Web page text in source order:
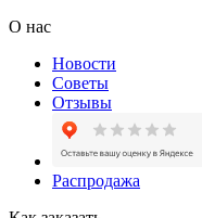
О нас
Новости
Советы
Отзывы
Распродажа